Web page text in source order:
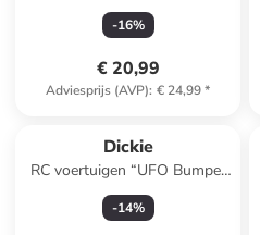
blauw/meerkleurig - vanaf 3
jaar
-16%
€ 20,99
Adviesprijs (AVP): € 24,99*
Dickie
RC voertuigen “UFO Bumper
Set” - vanaf 4 jaar
-14%